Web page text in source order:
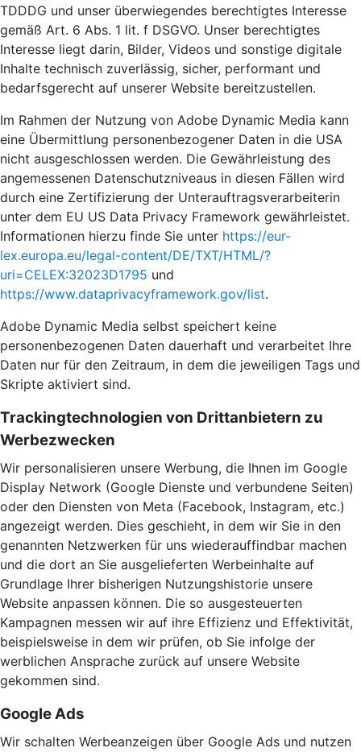
TDDDG und unser überwiegendes berechtigtes Interesse
gemäß Art. 6 Abs. 1 lit. f DSGVO. Unser berechtigtes
Interesse liegt darin, Bilder, Videos und sonstige digitale
Inhalte technisch zuverlässig, sicher, performant und
bedarfsgerecht auf unserer Website bereitzustellen.
Im Rahmen der Nutzung von Adobe Dynamic Media kann
eine Übermittlung personenbezogener Daten in die USA
nicht ausgeschlossen werden. Die Gewährleistung des
angemessenen Datenschutzniveaus in diesen Fällen wird
durch eine Zertifizierung der Unterauftragsverarbeiterin
unter dem EU US Data Privacy Framework gewährleistet.
Informationen hierzu finde Sie unter https://eur-
lex.europa.eu/legal-content/DE/TXT/HTML/?
uri=CELEX:32023D1795 und
https://www.dataprivacyframework.gov/list.
Adobe Dynamic Media selbst speichert keine
personenbezogenen Daten dauerhaft und verarbeitet Ihre
Daten nur für den Zeitraum, in dem die jeweiligen Tags und
Skripte aktiviert sind.
Trackingtechnologien von Drittanbietern zu
Werbezwecken
Wir personalisieren unsere Werbung, die Ihnen im Google
Display Network (Google Dienste und verbundene Seiten)
oder den Diensten von Meta (Facebook, Instagram, etc.)
angezeigt werden. Dies geschieht, in dem wir Sie in den
genannten Netzwerken für uns wiederauffindbar machen
und die dort an Sie ausgelieferten Werbeinhalte auf
Grundlage Ihrer bisherigen Nutzungshistorie unsere
Website anpassen können. Die so ausgesteuerten
Kampagnen messen wir auf ihre Effizienz und Effektivität,
beispielsweise in dem wir prüfen, ob Sie infolge der
werblichen Ansprache zurück auf unsere Website
gekommen sind.
Google Ads
Wir schalten Werbeanzeigen über Google Ads und nutzen